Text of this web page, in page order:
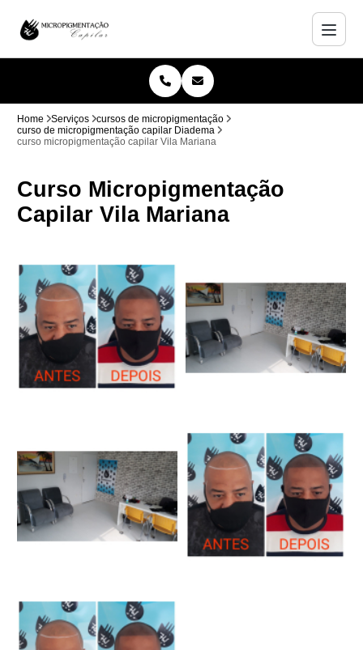
Home Serviços
cursos de micropigmentação
curso de micropigmentação capilar Diadema
curso micropigmentação capilar Vila Mariana
Curso Micropigmentação
Capilar Vila Mariana